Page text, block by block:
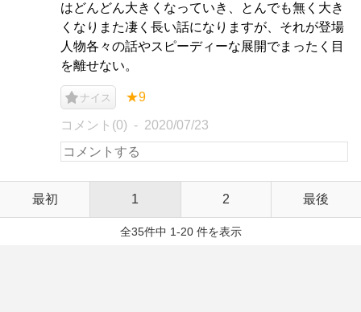
はどんどん大きくなっていき、とんでも無く大き
くなりまた凄く長い話になりますが、それが登場
人物各々の話やスピーディーな展開でまったく目
を離せない。
ナイス ★9
コメント(0) 2020/07/23
最初 1 2 最後
全35件中 1-20 件を表示